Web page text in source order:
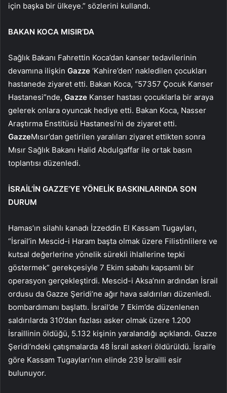
için başka bir ülkeye.” sözlerini kullandı.
BAKAN KOCA MISIR’DA
Sağlık Bakanı Fahrettin Koca’dan kanser tedavilerinin
devamına ilişkin Gazze ‘Kahire’den’ nakledilen çocukları
hastanede ziyaret etti. Bakan Koca, “57357 Çocuk Kanser
Hastanesi”nde, Gazze Kanser hastası çocuklarla bir araya
gelerek onlara oyuncak hediye etti. Bakan Koca, Nasser
Araştırma Enstitüsü Hastanesi’ni de ziyaret etti.
GazzeMısır’dan getirilen yaralıları ziyaret ettikten sonra
Mısır Sağlık Bakanı Halid Abdulgaffar ile ortak basın
toplantısı düzenledi.
İSRAİL’İN GAZZE’YE YÖNELİK BASKINLARINDA SON
DURUM
Hamas’ın silahlı kanadı İzzeddin El Kassam Tugayları,
“İsrail’in Mescid-i Haram başta olmak üzere Filistinlilere ve
kutsal değerlerine yönelik sürekli ihlallerine tepki
göstermek” gerekçesiyle 7 Ekim sabahı kapsamlı bir
operasyon gerçekleştirdi. Mescid-i Aksa’nın ardından İsrail
ordusu da Gazze Şeridi’ne ağır hava saldırıları düzenledi.
bombardımanı başlattı. İsrail’de 7 Ekim’de düzenlenen
saldırılarda 310’dan fazlası asker olmak üzere 1.200
İsraillinin öldüğü, 5.132 kişinin yaralandığı açıklandı. Gazze
Şeridi’ndeki çatışmalarda 48 İsrail askeri öldürüldü. İsrail’e
göre Kassam Tugayları’nın elinde 239 İsrailli esir
bulunuyor.